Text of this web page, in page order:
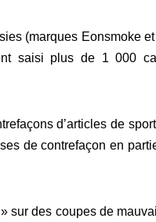
(marques Eonsmoke
saisi plus de 1 000
d’articles de
de contrefaçon en
sur des coupes de